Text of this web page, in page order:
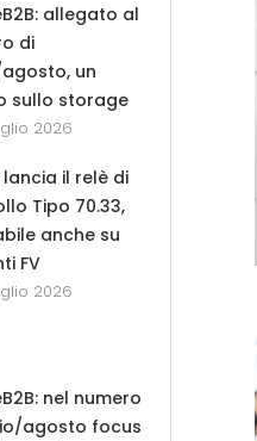
allegato al
di
un
sullo storage
2026
lancia il relè di
Tipo 70.33,
anche su
FV
2026
nel numero
agosto focus